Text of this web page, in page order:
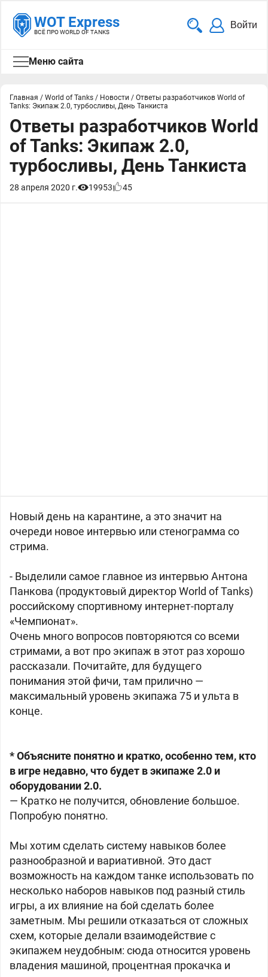
WOT Express
ВСЁ ПРО WORLD OF TANKS
Войти
Меню сайта
Главная / World of Tanks / Новости / Ответы разработчиков World of
Tanks: Экипаж 2.0, турбосливы, День Танкиста
Ответы разработчиков World
of Tanks: Экипаж 2.0,
турбосливы, День Танкиста
28 апреля 2020 г. 19953 45
Новый день на карантине, а это значит на
очереди новое интервью или стенограмма со
стрима.
- Выделили самое главное из интервью Антона
Панкова (продуктовый директор World of Tanks)
российскому спортивному интернет-порталу
«Чемпионат».
Очень много вопросов повторяются со всеми
стримами, а вот про экипаж в этот раз хорошо
рассказали. Почитайте, для будущего
понимания этой фичи, там прилично —
максимальный уровень экипажа 75 и ульта в
конце.
* Объясните понятно и кратко, особенно тем, кто
в игре недавно, что будет в экипаже 2.0 и
оборудовании 2.0.
— Кратко не получится, обновление большое.
Попробую понятно.
Мы хотим сделать систему навыков более
разнообразной и вариативной. Это даст
возможность на каждом танке использовать по
несколько наборов навыков под разный стиль
игры, а их влияние на бой сделать более
заметным. Мы решили отказаться от сложных
схем, которые делали взаимодействие с
экипажем неудобным: сюда относится уровень
владения машиной, процентная прокачка и